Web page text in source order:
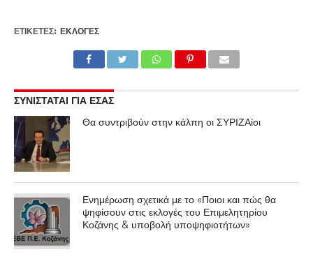
ΕΤΙΚΕΤΕΣ: ΕΚΛΟΓΈΣ
ΣΥΝΙΣΤΑΤΑΙ ΓΙΑ ΕΣΑΣ
Θα συντριβούν στην κάλπη οι ΣΥΡΙΖΑίοι
Ενημέρωση σχετικά με το «Ποιοι και πώς θα
ψηφίσουν στις εκλογές του Επιμελητηρίου
Κοζάνης & υποβολή υποψηφιοτήτων»